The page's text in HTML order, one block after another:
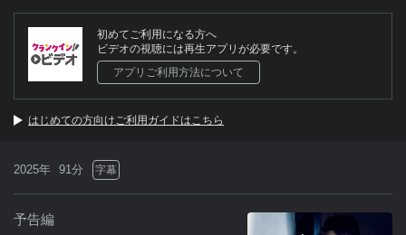
初めてご利用になる方へ
ビデオの視聴には再生アプリが必要です。
アプリご利用方法について
はじめての方向けご利用ガイドはこちら
2025年 91分 字幕
予告編